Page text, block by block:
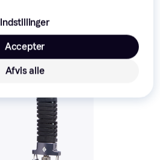
Indstillinger
Afvis alle
Accepter